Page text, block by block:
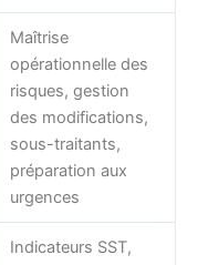
Maîtrise
opérationnelle des
risques, gestion
des modifications,
sous-traitants,
préparation aux
urgences
Indicateurs SST,